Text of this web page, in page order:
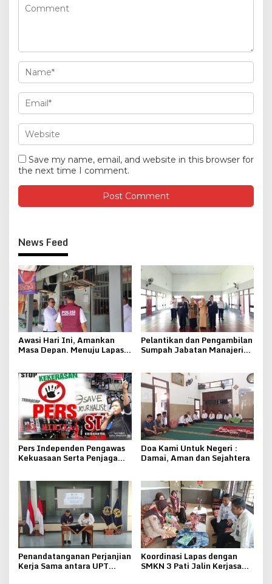
Save my name, email, and website in this browser for
the next time I comment.
News Feed
Awasi Hari Ini, Amankan
Masa Depan. Menuju Lapas
Pelantikan dan Pengambilan
Sumpah Jabatan Manajerial
Pers Independen Pengawas
Kekuasaan Serta Penjaga
Doa Kami Untuk Negeri :
Damai, Aman dan Sejahtera
Penandatanganan Perjanjian
Kerja Sama antara UPT
Koordinasi Lapas dengan
SMKN 3 Pati Jalin Kerjasama